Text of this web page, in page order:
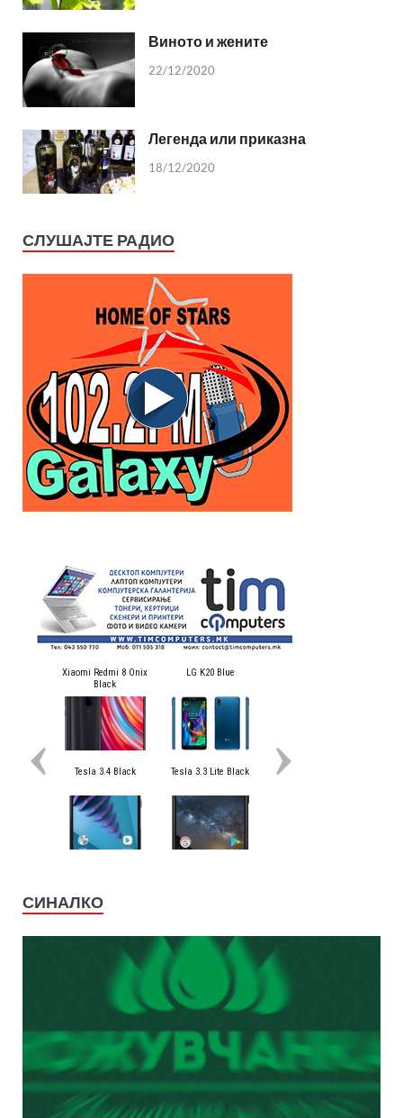
Виното и жените
22/12/2020
Легенда или приказна
18/12/2020
СЛУШАЈТЕ РАДИО
СИНАЛКО